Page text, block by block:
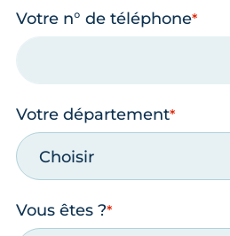
Votre n° de téléphone
Votre département
Choisir
Vous êtes ?